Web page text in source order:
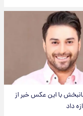
با این عکس خبر از
داد